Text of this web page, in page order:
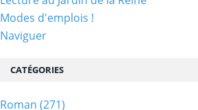
Modes d'emplois !
Naviguer
CATÉGORIES
Roman (271)